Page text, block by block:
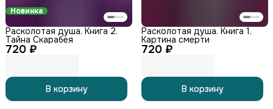
Новинка
720 ₽
Расколотая душа. Книга 2.
Тайна Скарабея
В корзину
720 ₽
Расколотая душа. Книга 1.
Картина смерти
В корзину